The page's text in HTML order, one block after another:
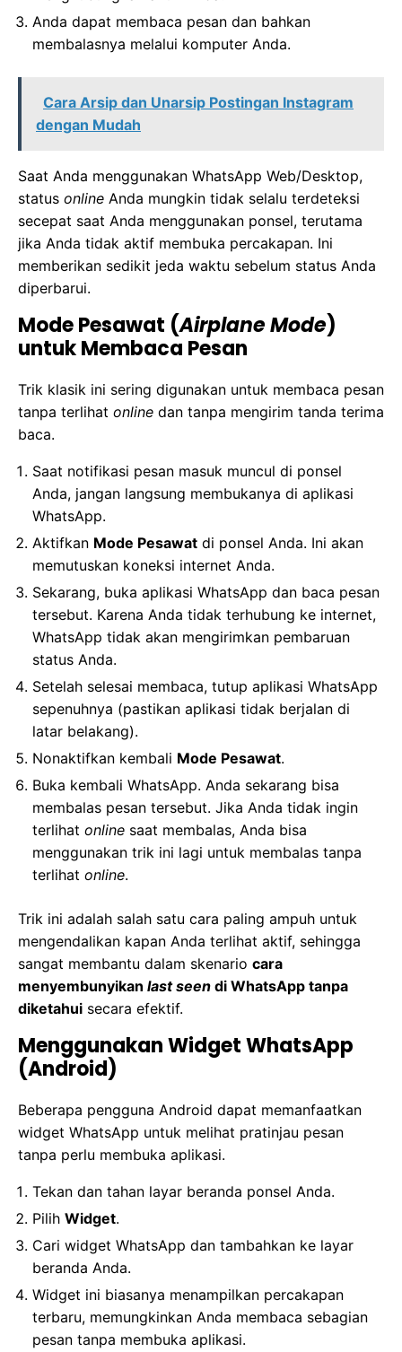
Anda dapat membaca pesan dan bahkan
membalasnya melalui komputer Anda.
Cara Arsip dan Unarsip Postingan Instagram
dengan Mudah
Saat Anda menggunakan WhatsApp Web/Desktop,
status online Anda mungkin tidak selalu terdeteksi
secepat saat Anda menggunakan ponsel, terutama
jika Anda tidak aktif membuka percakapan. Ini
memberikan sedikit jeda waktu sebelum status Anda
diperbarui.
Mode Pesawat (Airplane Mode)
untuk Membaca Pesan
Trik klasik ini sering digunakan untuk membaca pesan
tanpa terlihat online dan tanpa mengirim tanda terima
baca.
Saat notifikasi pesan masuk muncul di ponsel
Anda, jangan langsung membukanya di aplikasi
WhatsApp.
Aktifkan Mode Pesawat di ponsel Anda. Ini akan
memutuskan koneksi internet Anda.
Sekarang, buka aplikasi WhatsApp dan baca pesan
tersebut. Karena Anda tidak terhubung ke internet,
WhatsApp tidak akan mengirimkan pembaruan
status Anda.
Setelah selesai membaca, tutup aplikasi WhatsApp
sepenuhnya (pastikan aplikasi tidak berjalan di
latar belakang).
Nonaktifkan kembali Mode Pesawat.
Buka kembali WhatsApp. Anda sekarang bisa
membalas pesan tersebut. Jika Anda tidak ingin
terlihat online saat membalas, Anda bisa
menggunakan trik ini lagi untuk membalas tanpa
terlihat online.
Trik ini adalah salah satu cara paling ampuh untuk
mengendalikan kapan Anda terlihat aktif, sehingga
sangat membantu dalam skenario cara
menyembunyikan last seen di WhatsApp tanpa
diketahui secara efektif.
Menggunakan Widget WhatsApp
(Android)
Beberapa pengguna Android dapat memanfaatkan
widget WhatsApp untuk melihat pratinjau pesan
tanpa perlu membuka aplikasi.
Tekan dan tahan layar beranda ponsel Anda.
Pilih Widget.
Cari widget WhatsApp dan tambahkan ke layar
beranda Anda.
Widget ini biasanya menampilkan percakapan
terbaru, memungkinkan Anda membaca sebagian
pesan tanpa membuka aplikasi.